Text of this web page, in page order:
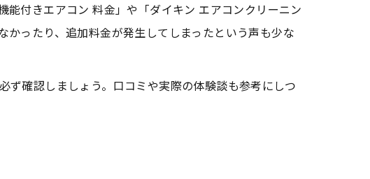
付きエアコン 料金」や「ダイキン エアコンクリーニン
ったり、追加料金が発生してしまったという声も少な
確認しましょう。口コミや実際の体験談も参考にしつ